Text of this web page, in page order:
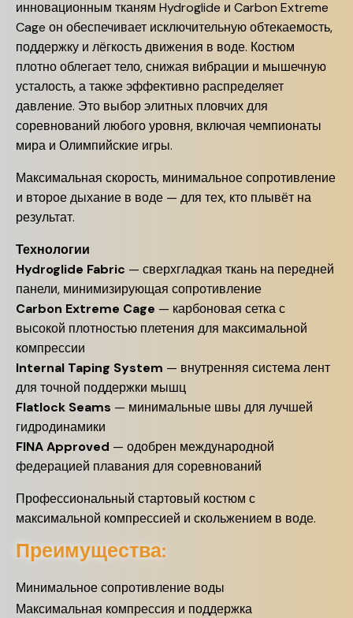
инновационным тканям Hydroglide и Carbon Extreme
Cage он обеспечивает исключительную обтекаемость,
поддержку и лёгкость движения в воде. Костюм
плотно облегает тело, снижая вибрации и мышечную
усталость, а также эффективно распределяет
давление. Это выбор элитных пловчих для
соревнований любого уровня, включая чемпионаты
мира и Олимпийские игры.
Максимальная скорость, минимальное сопротивление
и второе дыхание в воде — для тех, кто плывёт на
результат.
Технологии
Hydroglide Fabric — сверхгладкая ткань на передней
панели, минимизирующая сопротивление
Carbon Extreme Cage — карбоновая сетка с
высокой плотностью плетения для максимальной
компрессии
Internal Taping System — внутренняя система лент
для точной поддержки мышц
Flatlock Seams — минимальные швы для лучшей
гидродинамики
FINA Approved — одобрен международной
федерацией плавания для соревнований
Профессиональный стартовый костюм с
максимальной компрессией и скольжением в воде.
Преимущества:
Минимальное сопротивление воды
Максимальная компрессия и поддержка